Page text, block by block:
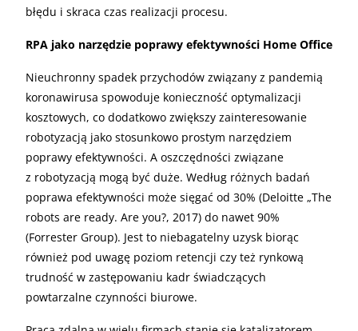
błędu i skraca czas realizacji procesu.
RPA jako narzędzie poprawy efektywności Home Office
Nieuchronny spadek przychodów związany z pandemią
koronawirusa spowoduje konieczność optymalizacji
kosztowych, co dodatkowo zwiększy zainteresowanie
robotyzacją jako stosunkowo prostym narzędziem
poprawy efektywności. A oszczędności związane
z robotyzacją mogą być duże. Według różnych badań
poprawa efektywności może sięgać od 30% (Deloitte „The
robots are ready. Are you?, 2017) do nawet 90%
(Forrester Group). Jest to niebagatelny uzysk biorąc
również pod uwagę poziom retencji czy też rynkową
trudność w zastępowaniu kadr świadczących
powtarzalne czynności biurowe.